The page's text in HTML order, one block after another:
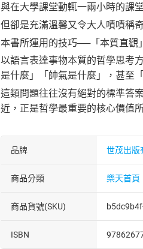
與在大學課堂動輒一兩小時的課
但卻是充滿溫馨又令大人嘖嘖稱
本書所運用的技巧──「本質直觀
以語言表達事物本質的哲學思考
是什麼」「帥氣是什麼」，甚至
這類問題往往沒有絕對的標準答
近，正是哲學最重要的核心價值
品牌 世茂出版
商品分類 樂天首頁
商品貨號(SKU)
ISBN